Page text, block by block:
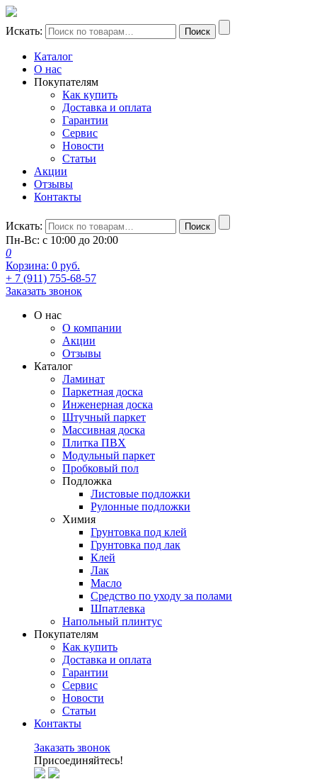
Искать: Поиск
Каталог
О нас
Покупателям
Как купить
Доставка и оплата
Гарантии
Сервис
Новости
Статьи
Акции
Отзывы
Контакты
Искать: Поиск
Пн-Вс: с 10:00 до 20:00
0
Корзина: 0 руб.
+ 7 (911) 755-68-57
Заказать звонок
О нас
О компании
Акции
Отзывы
Каталог
Ламинат
Паркетная доска
Инженерная доска
Штучный паркет
Массивная доска
Плитка ПВХ
Модульный паркет
Пробковый пол
Подложка
Листовые подложки
Рулонные подложки
Химия
Грунтовка под клей
Грунтовка под лак
Клей
Лак
Масло
Средство по уходу за полами
Шпатлевка
Напольный плинтус
Покупателям
Как купить
Доставка и оплата
Гарантии
Сервис
Новости
Статьи
Контакты
Заказать звонок
Присоединяйтесь!